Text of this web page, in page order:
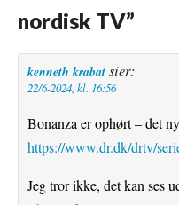
nordisk TV”
kenneth krabat sier:
22/6-2024, kl. 16:56
Bonanza er ophørt – det
https://www.dr.dk/drtv/
Jeg tror ikke, det kan ses